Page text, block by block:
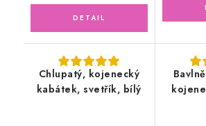
Chlupatý, kojenecký
kabátek, svetřík, bílý